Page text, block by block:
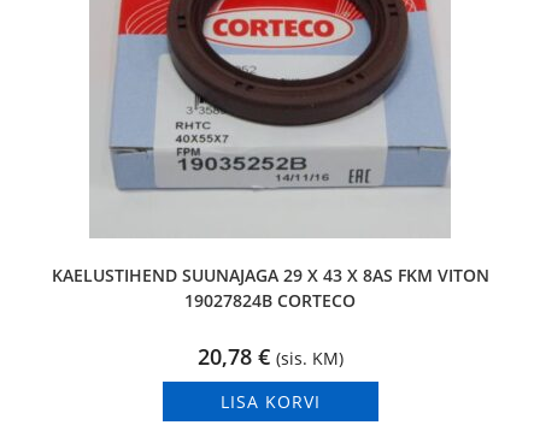
KAELUSTIHEND SUUNAJAGA 29 X 43 X 8AS FKM VITON
19027824B CORTECO
20,78 € (sis. KM)
LISA KORVI